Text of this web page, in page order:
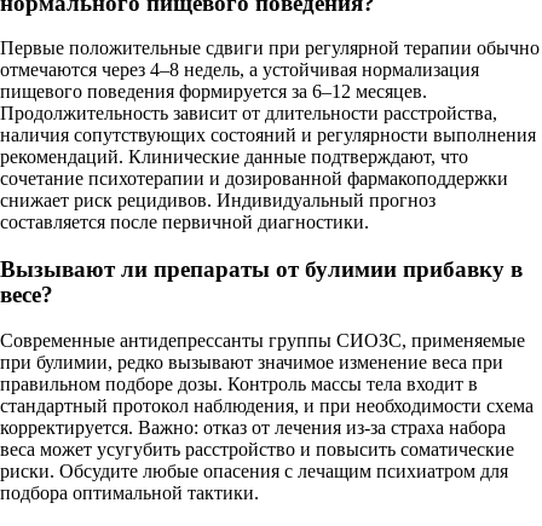
Первые положительные сдвиги при регулярной терапии обычно
отмечаются через 4–8 недель, а устойчивая нормализация
пищевого поведения формируется за 6–12 месяцев.
Продолжительность зависит от длительности расстройства,
наличия сопутствующих состояний и регулярности выполнения
рекомендаций. Клинические данные подтверждают, что
сочетание психотерапии и дозированной фармакоподдержки
снижает риск рецидивов. Индивидуальный прогноз
составляется после первичной диагностики.
Вызывают ли препараты от булимии прибавку в
весе?
Современные антидепрессанты группы СИОЗС, применяемые
при булимии, редко вызывают значимое изменение веса при
правильном подборе дозы. Контроль массы тела входит в
стандартный протокол наблюдения, и при необходимости схема
корректируется. Важно: отказ от лечения из-за страха набора
веса может усугубить расстройство и повысить соматические
риски. Обсудите любые опасения с лечащим психиатром для
подбора оптимальной тактики.